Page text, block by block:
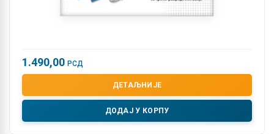
1.490,00 РСД
ДЕТАЉНИЈЕ
ДОДАЈ У КОРПУ